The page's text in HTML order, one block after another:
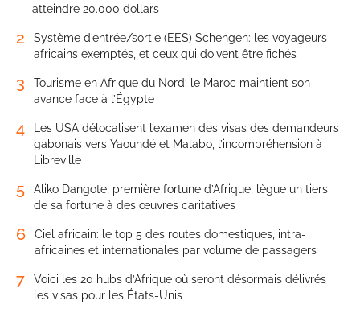
atteindre 20.000 dollars
2
Système d’entrée/sortie (EES) Schengen: les voyageurs
africains exemptés, et ceux qui doivent être fichés
3
Tourisme en Afrique du Nord: le Maroc maintient son
avance face à l’Égypte
4
Les USA délocalisent l’examen des visas des demandeurs
gabonais vers Yaoundé et Malabo, l’incompréhension à
Libreville
5
Aliko Dangote, première fortune d’Afrique, lègue un tiers
de sa fortune à des œuvres caritatives
6
Ciel africain: le top 5 des routes domestiques, intra-
africaines et internationales par volume de passagers
7
Voici les 20 hubs d’Afrique où seront désormais délivrés
les visas pour les États-Unis